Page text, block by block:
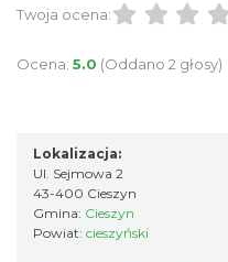
Twoja ocena:
Ocena: 5.0 (Oddano 2 głosy)
Lokalizacja:
Ul. Sejmowa 2
43-400 Cieszyn
Gmina: Cieszyn
Powiat: cieszyński